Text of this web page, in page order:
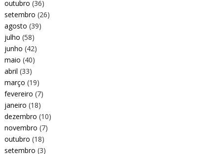
outubro (36)
setembro (26)
agosto (39)
julho (58)
junho (42)
maio (40)
abril (33)
março (19)
fevereiro (7)
janeiro (18)
dezembro (10)
novembro (7)
outubro (18)
setembro (3)